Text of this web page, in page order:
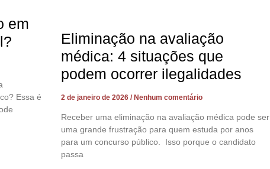
em
Essa é
Eliminação na avaliação
médica: 4 situações que
podem ocorrer ilegalidades
2 de janeiro de 2026 Nenhum comentário
Receber uma eliminação na avaliação médica pode ser
uma grande frustração para quem estuda por anos
para um concurso público. Isso porque o candidato
passa